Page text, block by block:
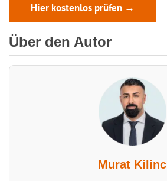
Hier kostenlos prüfen →
Über den Autor
Murat Kilinc